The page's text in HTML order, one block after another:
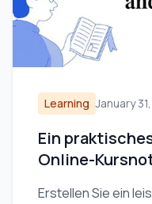
Learning January
Ein
Online-
Erstellen Sie ein